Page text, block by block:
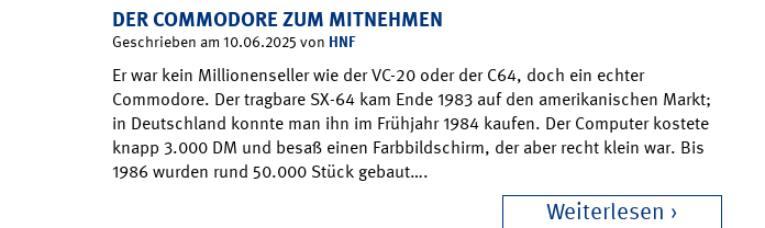
DER COMMODORE ZUM MITNEHMEN
Geschrieben am 10.06.2025 von HNF
Er war kein Millionenseller wie der VC-20 oder der C64, doch ein echter
Commodore. Der tragbare SX-64 kam Ende 1983 auf den amerikanischen Markt;
in Deutschland konnte man ihn im Frühjahr 1984 kaufen. Der Computer kostete
knapp 3.000 DM und besaß einen Farbbildschirm, der aber recht klein war. Bis
1986 wurden rund 50.000 Stück gebaut….
Weiterlesen